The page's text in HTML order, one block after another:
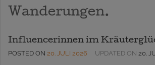
Wanderungen.
Influencerinnen im
POSTED ON 20. JULI 2026 UPDATED ON 20.